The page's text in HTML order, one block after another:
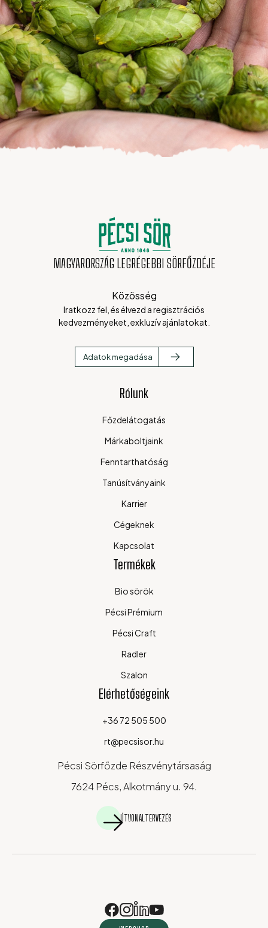
MAGYARORSZÁG LEGRÉGEBBI SÖRFŐZDÉJE
Közösség
Iratkozz fel, és élvezd a regisztrációs
kedvezményeket, exkluzív ajánlatokat.
Adatok megadása
Rólunk
Főzdelátogatás
Márkaboltjaink
Fenntarthatóság
Tanúsítványaink
Karrier
Cégeknek
Kapcsolat
Termékek
Bio sörök
Pécsi Prémium
Pécsi Craft
Radler
Szalon
Elérhetőségeink
+36 72 505 500
rt@pecsisor.hu
Pécsi Sörfőzde Részvénytársaság
7624 Pécs, Alkotmány u. 94.
ÚTVONALTERVEZÉS